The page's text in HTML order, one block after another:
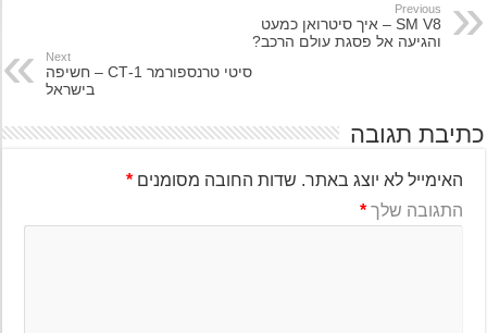
Previous
SM V8 – איך סיטרואן כמעט
והגיעה אל פסגת עולם הרכב?
Next
סיטי טרנספורמר 1-CT – חשיפה
בישראל
תגובה
האימייל לא יוצג באתר. שדות החובה מסומנים*
התגובה שלך*